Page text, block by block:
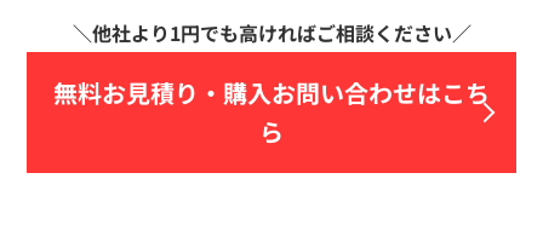
無料お見積り・ 購入お問い合わせはこち
ら